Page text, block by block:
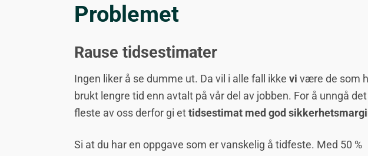
Problemet
Rause tidsestimater
Ingen liker å se dumme ut. Da vil i alle fall ikke vi være de som
brukt lengre tid enn avtalt på vår del av jobben. For å unngå
fleste av oss derfor gi ettidsestimat med god
Si at du har en oppgave som er vanskelig å tidfeste. Med 50 %